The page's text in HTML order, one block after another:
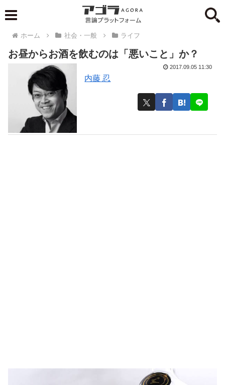
ホーム 社会・一般 ライフ
お昼からお酒を飲むのは「悪いこと」か？
内藤 忍
2017.09.05 11:30